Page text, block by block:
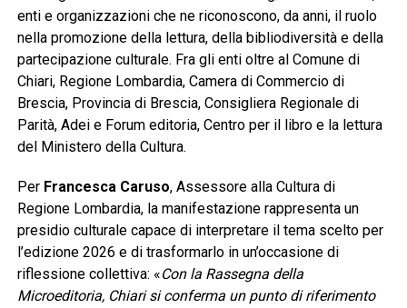
enti e organizzazioni che ne riconoscono, da anni, il ruolo
nella promozione della lettura, della bibliodiversità e della
partecipazione culturale. Fra gli enti oltre al Comune di
Chiari, Regione Lombardia, Camera di Commercio di
Brescia, Provincia di Brescia, Consigliera Regionale di
Parità, Adei e Forum editoria, Centro per il libro e la lettura
del Ministero della Cultura.
Per Francesca Caruso, Assessore alla Cultura di
Regione Lombardia, la manifestazione rappresenta un
presidio culturale capace di interpretare il tema scelto per
l’edizione 2026 e di trasformarlo in un’occasione di
riflessione collettiva: «Con la Rassegna della
Microeditoria, Chiari si conferma un punto di riferimento